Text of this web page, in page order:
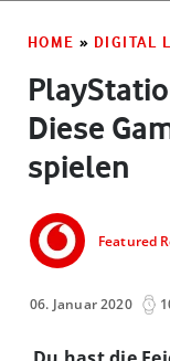
HOME » DIGITAL
Diese
spielen
Featured
06. Januar 2020